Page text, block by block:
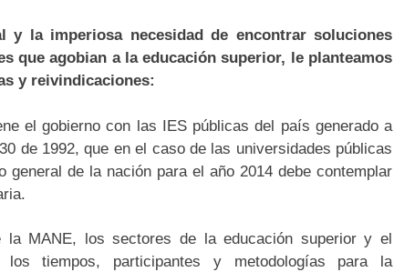
y la imperiosa necesidad de encontrar soluciones
que agobian a la educación superior, le planteamos
y reivindicaciones:
el gobierno con las IES públicas del país generado a
de 1992, que en el caso de las universidades públicas
general de la nación para el año 2014 debe contemplar
la MANE, los sectores de la educación superior y el
los tiempos, participantes y metodologías para la